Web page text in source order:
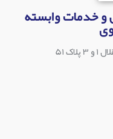
و خدمات وابسته
۵۱